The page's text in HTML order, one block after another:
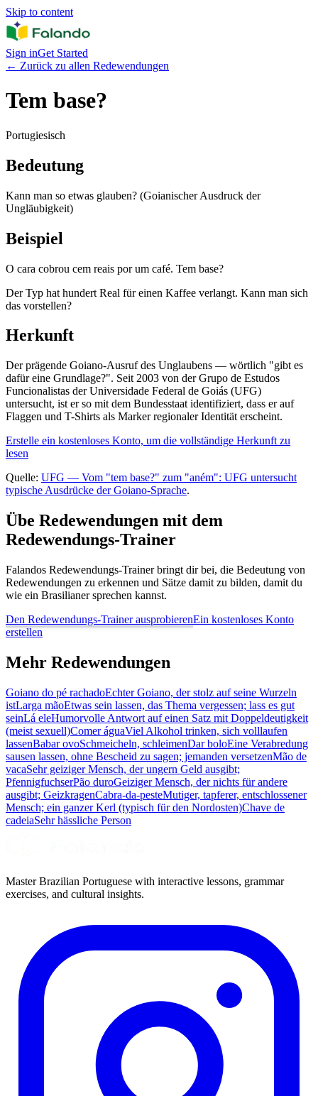
Skip to content
Sign inGet Started
← Zurück zu allen Redewendungen
Tem base?
Portugiesisch
Bedeutung
Kann man so etwas glauben? (Goianischer Ausdruck der
Ungläubigkeit)
Beispiel
O cara cobrou cem reais por um café. Tem base?
Der Typ hat hundert Real für einen Kaffee verlangt. Kann man sich
das vorstellen?
Herkunft
Der prägende Goiano-Ausruf des Unglaubens — wörtlich "gibt es
dafür eine Grundlage?". Seit 2003 von der Grupo de Estudos
Funcionalistas der Universidade Federal de Goiás (UFG)
untersucht, ist er so mit dem Bundesstaat identifiziert, dass er auf
Flaggen und T-Shirts als Marker regionaler Identität erscheint.
Erstelle ein kostenloses Konto, um die vollständige Herkunft zu
lesen
Quelle: UFG — Vom "tem base?" zum "aném": UFG untersucht
typische Ausdrücke der Goiano-Sprache.
Übe Redewendungen mit dem
Redewendungs-Trainer
Falandos Redewendungs-Trainer bringt dir bei, die Bedeutung von
Redewendungen zu erkennen und Sätze damit zu bilden, damit du
wie ein Brasilianer sprechen kannst.
Den Redewendungs-Trainer ausprobierenEin kostenloses Konto
erstellen
Mehr Redewendungen
Goiano do pé rachadoEchter Goiano, der stolz auf seine Wurzeln
istLarga mãoEtwas sein lassen, das Thema vergessen; lass es gut
seinLá eleHumorvolle Antwort auf einen Satz mit Doppeldeutigkeit
(meist sexuell)Comer águaViel Alkohol trinken, sich volllaufen
lassenBabar ovoSchmeicheln, schleimenDar boloEine Verabredung
sausen lassen, ohne Bescheid zu sagen; jemanden versetzenMão de
vacaSehr geiziger Mensch, der ungern Geld ausgibt;
PfennigfuchserPão duroGeiziger Mensch, der nichts für andere
ausgibt; GeizkragenCabra-da-pesteMutiger, tapferer, entschlossener
Mensch; ein ganzer Kerl (typisch für den Nordosten)Chave de
cadeiaSehr hässliche Person
Master Brazilian Portuguese with interactive lessons, grammar
exercises, and cultural insights.